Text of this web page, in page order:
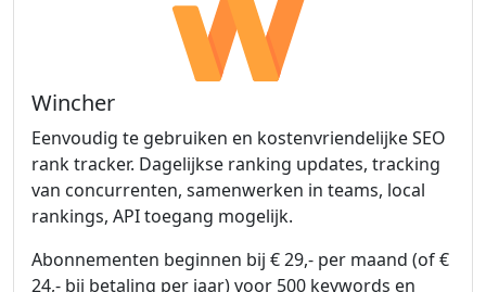
Wincher
Eenvoudig te gebruiken en kostenvriendelijke SEO
rank tracker. Dagelijkse ranking updates, tracking
van concurrenten, samenwerken in teams, local
rankings, API toegang mogelijk.
Abonnementen beginnen bij € 29,- per maand (of €
24,- bij betaling per jaar) voor 500 keywords en